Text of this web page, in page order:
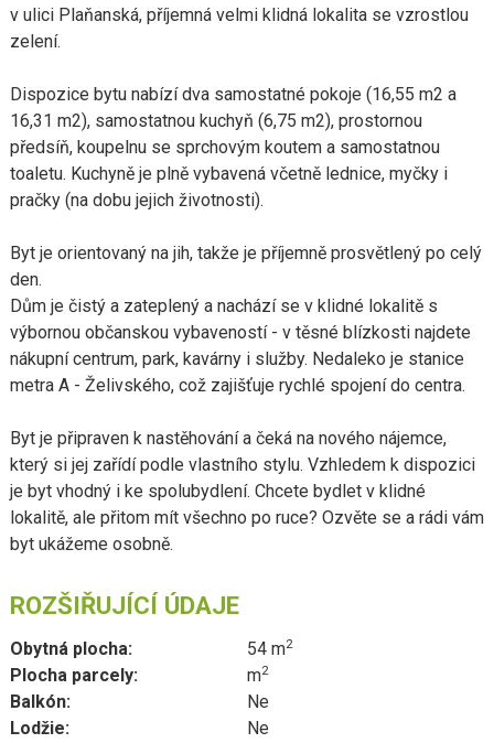
v ulici Plaňanská, příjemná velmi klidná lokalita se vzrostlou
zelení.
Dispozice bytu nabízí dva samostatné pokoje (16,55 m2 a
16,31 m2), samostatnou kuchyň (6,75 m2), prostornou
předsíň, koupelnu se sprchovým koutem a samostatnou
toaletu. Kuchyně je plně vybavená včetně lednice, myčky i
pračky (na dobu jejich životnosti).
Byt je orientovaný na jih, takže je příjemně prosvětlený po celý
den.
Dům je čistý a zateplený a nachází se v klidné lokalitě s
výbornou občanskou vybaveností - v těsné blízkosti najdete
nákupní centrum, park, kavárny i služby. Nedaleko je stanice
metra A - Želivského, což zajišťuje rychlé spojení do centra.
Byt je připraven k nastěhování a čeká na nového nájemce,
který si jej zařídí podle vlastního stylu. Vzhledem k dispozici
je byt vhodný i ke spolubydlení. Chcete bydlet v klidné
lokalitě, ale přitom mít všechno po ruce? Ozvěte se a rádi vám
byt ukážeme osobně.
ROZŠIŘUJÍCÍ ÚDAJE
Obytná plocha: 54 m2
Plocha parcely: m2
Balkón:
Ne
Lodžie:
Ne